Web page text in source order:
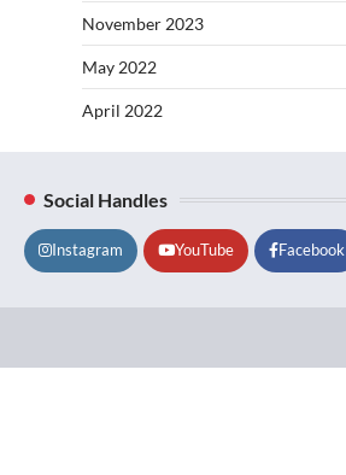
November 2023
May 2022
April 2022
Social Handles
Instagram YouTube Facebook